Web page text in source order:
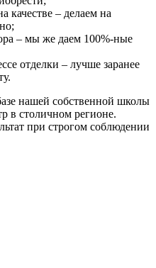
качестве – делаем на
– мы же даем 100%-ные
отделки – лучше заранее
нашей собственной школы
в столичном регионе.
при строгом соблюдении